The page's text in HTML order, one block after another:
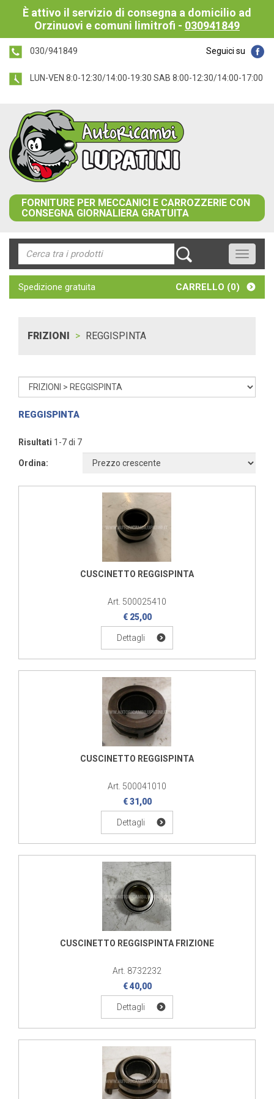
È attivo il servizio di consegna a domicilio ad
Orzinuovi e comuni limitrofi - 030941849
Seguici su
030/941849
LUN-VEN 8:0-12:30/14:00-19:30 SAB 8:00-12:30/14:00-17:00
FORNITURE PER MECCANICI E CARROZZERIE CON
CONSEGNA GIORNALIERA GRATUITA
Toggle
Spedizione gratuita CARRELLO (0)
FRIZIONI REGGISPINTA
REGGISPINTA
Risultati 1-7 di 7
Ordina:
CUSCINETTO REGGISPINTA
Art. 500025410
€ 25,00
Dettagli
CUSCINETTO REGGISPINTA
Art. 500041010
€ 31,00
Dettagli
CUSCINETTO REGGISPINTA FRIZIONE
Art. 8732232
€ 40,00
Dettagli